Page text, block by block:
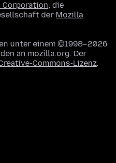
Corporation, die
der Mozilla
unter einem ©1998–2026
an mozilla.org. Der
Commons-Lizenz.